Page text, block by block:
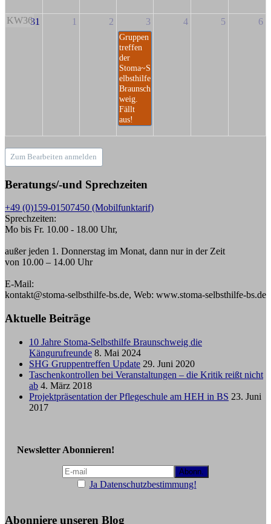
KW3631 1 2 3
Gruppen
treffen
der
Stoma~S
elbsthilfe
Braunsch
weig.
Fällt
aus!
4 5 6
Zum Bearbeiten anmelden
Beratungs/-und Sprechzeiten
+49 (0)159-01507450 (Mobilfunktarif)
Sprechzeiten:
Mo bis Fr. 10.00 - 18.00 Uhr,
außer jeden 1. Donnerstag im Monat, dann nur in der Zeit
von 10.00 – 14.00 Uhr
E-Mail:
kontakt@stoma-selbsthilfe-bs.de, Web: www.stoma-selbsthilfe-bs.de
Aktuelle Beiträge
10 Jahre Stoma-Selbsthilfe Braunschweig die
Kängurufreunde 8. Mai 2024
SHG Gruppentreffen Update 29. Juni 2020
Taschenkontrollen bei Veranstaltungen – die Kritik reißt nicht
ab 4. März 2018
Projektpräsentation der Pflegeschule am HEH in BS 23. Juni
2017
Newsletter Abonnieren!
Ja Datenschutzbestimmung!
Abonniere unseren Blog